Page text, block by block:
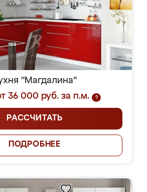
"Магдалина"
36 000 руб. за п.м.
?
РАССЧИТАТЬ
ПОДРОБНЕЕ